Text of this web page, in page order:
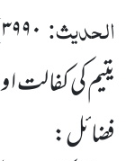
الحدیث: ۳۹۹۰
یتیم کی
فضائل: